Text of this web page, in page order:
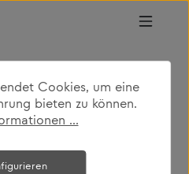
Cookies, um eine
bieten zu können.
...